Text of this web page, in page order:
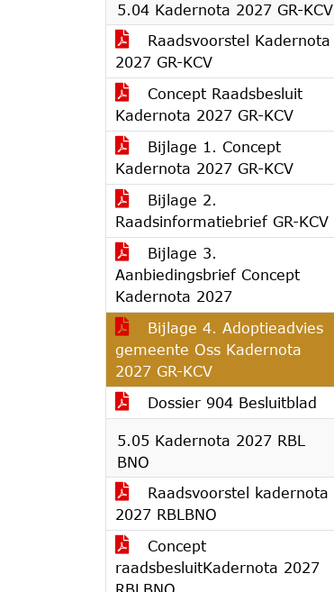
5.04 Kadernota 2027 GR-KCV
Raadsvoorstel Kadernota
2027 GR-KCV
Concept Raadsbesluit
Kadernota 2027 GR-KCV
Bijlage 1. Concept
Kadernota 2027 GR-KCV
Bijlage 2.
Raadsinformatiebrief GR-KCV
Bijlage 3.
Aanbiedingsbrief Concept
Kadernota 2027
Bijlage 4. Adoptieadvies
gemeente Oss Kadernota
2027 GR-KCV
Dossier 904 Besluitblad
5.05 Kadernota 2027 RBL
BNO
Raadsvoorstel kadernota
2027 RBLBNO
Concept
raadsbesluitKadernota 2027